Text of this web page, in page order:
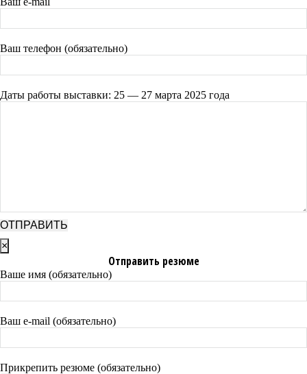
Ваш телефон (обязательно)
Даты работы выставки: 25 — 27 марта 2025 года
×
Отправить резюме
Ваше имя (обязательно)
Ваш e-mail (обязательно)
Прикрепить резюме (обязательно)